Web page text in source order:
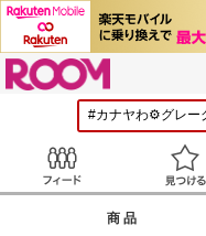
商品